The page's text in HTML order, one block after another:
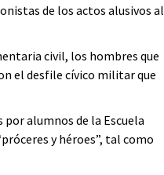
de los actos alusivos al
civil, los hombres que
el desfile cívico militar que
alumnos de la Escuela
y héroes”, tal como